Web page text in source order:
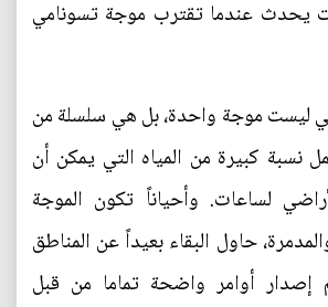
يحدث عندما تقترب موجة تسونامي
ليست موجة واحدة، بل هي سلسلة من
نسبة كبيرة من المياه التي يمكن أن
لساعات. وأحياناً تكون الموجة
حاول البقاء بعيداً عن المناطق
أوامر واضحة تماما من قبل